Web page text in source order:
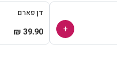
+
דן פארם
39.90 ₪